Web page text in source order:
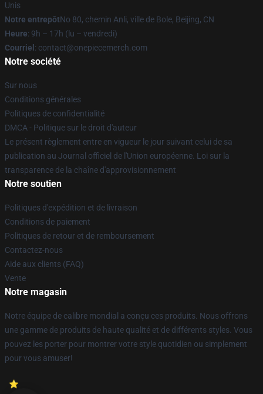
Unis
Notre entrepôtNo 80, chemin Anli, ville de Bole, Beijing, CN
Heure: 9h – 17h (lu – vendredi)
Courriel : contact@onepiecemerch.com
Notre société
Sur nous
Conditions générales
Politiques de confidentialité
DMCA - Politique sur le droit d'auteur
Le présent règlement entre en vigueur le jour suivant celui de sa
publication au Journal officiel de l'Union européenne. Loi sur la
transparence de la chaîne d'approvisionnement
Notre soutien
Politiques d'expédition et de livraison
Conditions de paiement
Politiques de retour et de remboursement
Contactez-nous
Aide aux clients (FAQ)
Vente
Notre magasin
Notre équipe de calibre mondial a conçu ces produits. Nous offrons
une gamme de produits de haute qualité et de différents styles. Vous
pouvez les porter pour montrer votre style quotidien ou simplement
pour vous amuser!